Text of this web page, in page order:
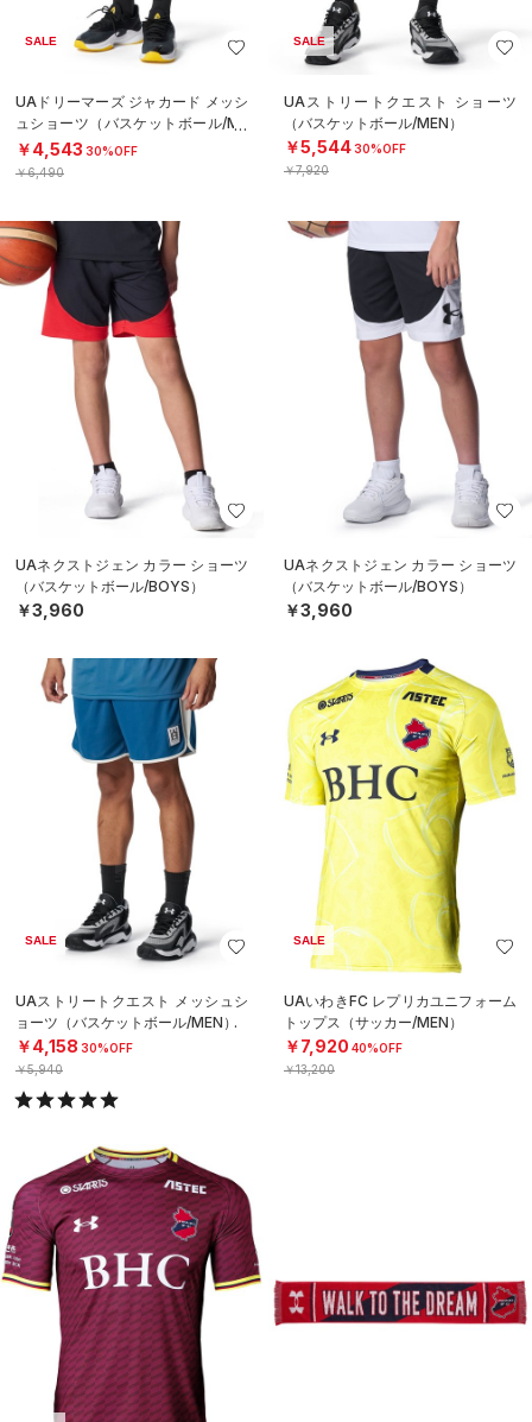
SALE
UAドリーマーズ ジャカード メッシ
ュショーツ（バスケットボール/ME
N）
￥4,543 30%OFF
￥6,490
SALE
UAストリートクエスト ショーツ
（バスケットボール/MEN）
￥5,54430%OFF
￥7,920
UAネクストジェン カラー ショーツ
（バスケットボール/BOYS）
￥3,960
UAネクストジェン カラー ショーツ
（バスケットボール/BOYS）
￥3,960
SALE
UAストリートクエスト メッシュシ
ョーツ（バスケットボール/MEN）
￥4,158 30%OFF
￥5,940
SALE
UAいわきFC レプリカユニフォーム
トップス（サッカー/MEN）
￥7,920 40%OFF
￥13,200